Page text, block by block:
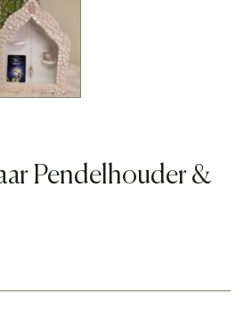
Pendelhouder &